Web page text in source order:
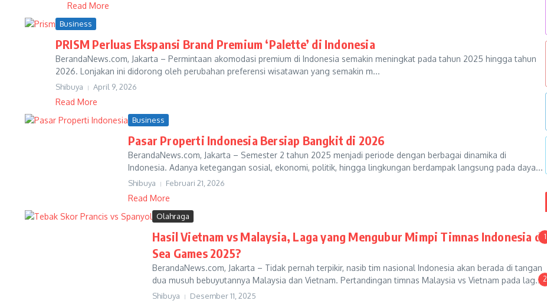
Read More
Business
PRISM Perluas Ekspansi Brand Premium ‘Palette’ di Indonesia
BerandaNews.com, Jakarta – Permintaan akomodasi premium di Indonesia semakin meningkat pada tahun 2025 hingga tahun
2026. Lonjakan ini didorong oleh perubahan preferensi wisatawan yang semakin m...
Shibuya April 9, 2026
Read More
Business
Pasar Properti Indonesia Bersiap Bangkit di 2026
BerandaNews.com, Jakarta – Semester 2 tahun 2025 menjadi periode dengan berbagai dinamika di
Indonesia. Adanya ketegangan sosial, ekonomi, politik, hingga lingkungan berdampak langsung pada daya...
Shibuya Februari 21, 2026
Read More
Olahraga
Hasil Vietnam vs Malaysia, Laga yang Mengubur Mimpi Timnas Indonesia di
Sea Games 2025?
BerandaNews.com, Jakarta – Tidak pernah terpikir, nasib tim nasional Indonesia akan berada di tangan
dua musuh bebuyutannya Malaysia dan Vietnam. Pertandingan timnas Malaysia vs Vietnam pada lag...
Shibuya Desember 11, 2025
1
2